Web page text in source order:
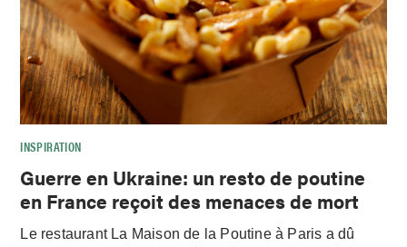
INSPIRATION
Guerre en Ukraine: un resto de poutine
en France reçoit des menaces de mort
Le restaurant La Maison de la Poutine à Paris a dû